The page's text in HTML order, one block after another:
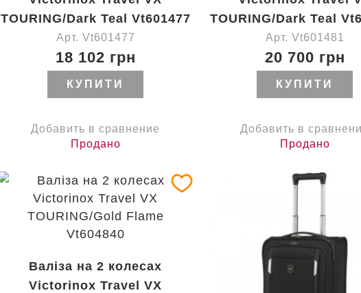
TOURING/Dark Teal Vt601477
Арт. Vt601477
18 102 грн
КУПИТИ
Добавить в сравнение
Продано
TOURING/Dark Teal
Арт. Vt601481
20 700 грн
КУПИТИ
Добавить в
Продано
Валіза на 2 колесах
Victorinox Travel VX